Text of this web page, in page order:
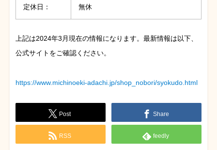
定休日： 無休
上記は2024年3月現在の情報になります。最新情報は以下、
公式サイトをご確認ください。
https://www.michinoeki-adachi.jp/shop_nobori/syokudo.html
Post Share
RSS feedly